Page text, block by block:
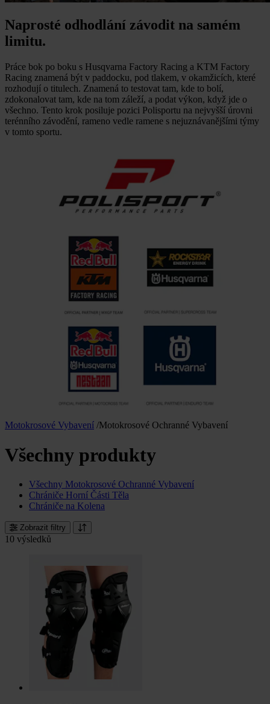
Naprosté odhodlání závodit na samém
limitu.
Práce bok po boku s Husqvarna Factory Racing a KTM Factory
Racing znamená být v paddocku, pod tlakem, v okamžicích, které
rozhodují o titulech. Znamená to testovat tam, kde to bolí,
zdokonalovat tam, kde na tom záleží, a podat výkon, když jde o
všechno. Tento krok posiluje pozici Polisportu na nejvyšší úrovni
terénního závodění, rameno vedle ramene s nejuznávanějšími týmy
v tomto sportu.
Motokrosové Vybavení /Motokrosové Ochranné Vybavení
Všechny produkty
Všechny Motokrosové Ochranné Vybavení
Chrániče Horní Části Těla
Chrániče na Kolena
Zobrazit filtry
10 výsledků